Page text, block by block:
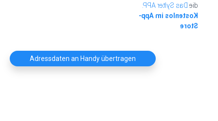
die
Das Sylter APP.
Kostenlos im App-
Store
Adressdaten an Handy übertragen